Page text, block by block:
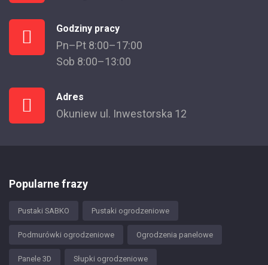
Godziny pracy
Pn–Pt 8:00–17:00
Sob 8:00–13:00
Adres
Okuniew ul. Inwestorska 12
Popularne frazy
Pustaki SABKO Pustaki ogrodzeniowe
Podmurówki ogrodzeniowe Ogrodzenia panelowe
Panele 3D Słupki ogrodzeniowe